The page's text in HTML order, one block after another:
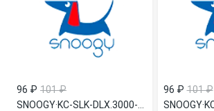
96 ₽ 101 ₽
SNOOGY·
96 ₽ 101 ₽
SNOOGY·